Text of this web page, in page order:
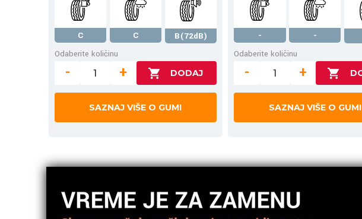
C C
B(72dB)
Odaberite količinu
- +
SAZNAJ VIŠE O GUMI
- -
Odaberite količinu
- +
SAZNAJ VIŠE O GUMI